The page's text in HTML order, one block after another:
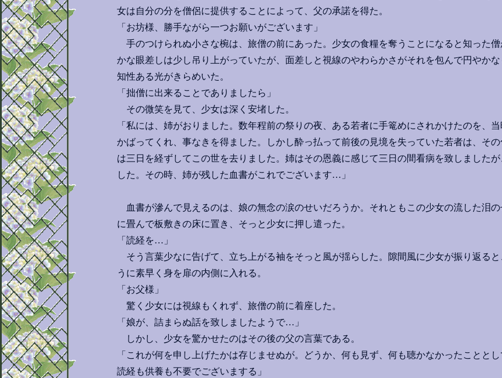
女は自分の分を僧侶に提供することによって、父の承諾を得た。
「お坊様、勝手ながら一つお願いがございます」
手のつけられぬ小さな椀は、旅僧の前にあった。少女の食糧を奪うことになると知った
かな眼差しは少し吊り上がっていたが、面差しと視線のやわらかさがそれを包んで円やか
知性ある光がきらめいた。
「拙僧に出来ることでありましたら」
その微笑を見て、少女は深く安堵した。
「私には、姉がおりました。数年程前の祭りの夜、ある若者に手篭めにされかけたのを、
かばってくれ、事なきを得ました。しかし酔っ払って前後の見境を失っていた若者は、そ
は三日を経ずしてこの世を去りました。姉はその恩義に感じて三日の間看病を致しました
した。その時、姉が残した血書がこれでございます…」
血書が滲んで見えるのは、娘の無念の涙のせいだろうか。それともこの少女の流した泪
に畳んで板敷きの床に置き、そっと少女に押し遣った。
「読経を…」
そう言葉少なに告げて、立ち上がる袖をそっと風が揺らした。隙間風に少女が振り返る
うに素早く身を扉の内側に入れる。
「お父様」
驚く少女には視線もくれず、旅僧の前に着座した。
「娘が、詰まらぬ話を致しましたようで…」
しかし、少女を驚かせたのはその後の父の言葉である。
「これが何を申し上げたかは存じませぬが。どうか、何も見ず、何も聴かなかったことと
読経も供養も不要でございまする」